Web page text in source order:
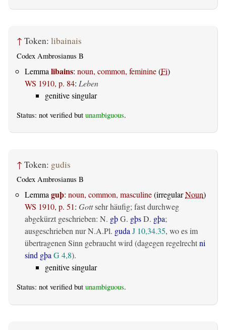
↑ Token: libainais
Codex Ambrosianus B
Lemma libains: noun, common, feminine(Fi)
WS 1910, p. 84: Leben
genitive singular
Status: not verified but unambiguous.
↑ Token: gudis
Codex Ambrosianus B
Lemmaguþ: noun, common, masculine(irregularNoun)
WS 1910, p. 51: Gottsehr häufig; fast durchweg
abgekürzt geschrieben: N. gþG. gþsD. gþa;
ausgeschrieben nur N.A.Pl. gudaJ 10,34.35, wo es im
übertragenen Sinn gebraucht wird (dagegen regelrechtni
sind gþaG 4,8).
genitive singular
Status: not verified but unambiguous.